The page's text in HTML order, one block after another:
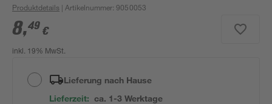
Produktdetails | Artikelnummer:9050053
8,49 €
inkl. 19% MwSt.
Lieferung nach Hause
Lieferzeit: ca. 1-3 Werktage